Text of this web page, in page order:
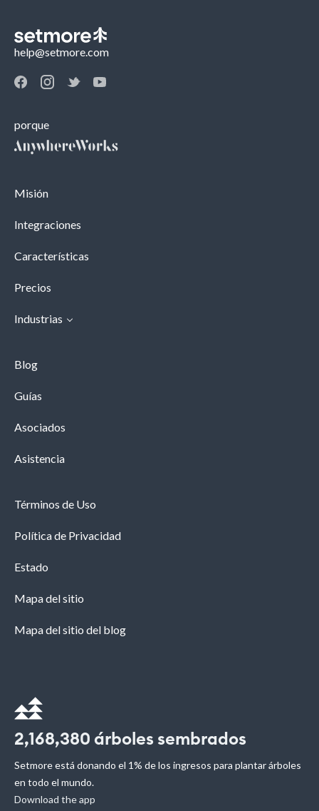
help@setmore.com
porque
Misión
Integraciones
Características
Precios
Industrias
Blog
Guías
Asociados
Asistencia
Términos de Uso
Política de Privacidad
Estado
Mapa del sitio
Mapa del sitio del blog
2,168,380 árboles sembrados
Setmore está donando el 1% de los ingresos para plantar árboles
en todo el mundo.
Download the app